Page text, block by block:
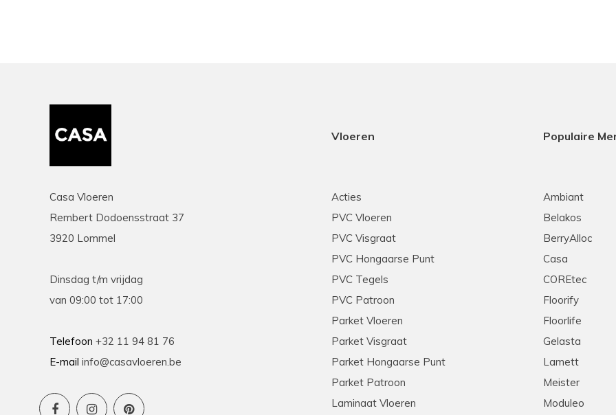
Casa Vloeren
Rembert Dodoensstraat 37
3920 Lommel
Dinsdag t/m vrijdag
van 09:00 tot 17:00
Telefoon +32 11 94 81 76
E-mail info@casavloeren.be
Vloeren
Acties
PVC Vloeren
PVC Visgraat
PVC Hongaarse Punt
PVC Tegels
PVC Patroon
Parket Vloeren
Parket Visgraat
Parket Hongaarse Punt
Parket Patroon
Laminaat Vloeren
Populaire
Ambiant
Belakos
BerryAlloc
Casa
COREtec
Floorify
Floorlife
Gelasta
Lamett
Meister
Moduleo